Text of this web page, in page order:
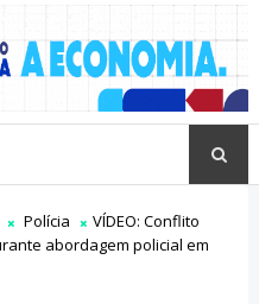
Polícia
VÍDEO: Conflito
abordagem policial em